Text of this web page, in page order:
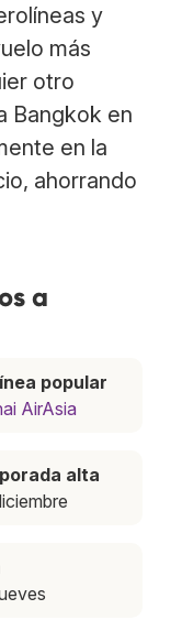
y
más
otro
Bangkok en
en la
ahorrando
a
popular
AirAsia
alta